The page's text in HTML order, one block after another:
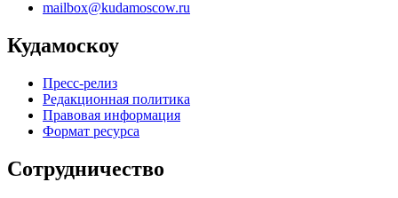
mailbox@kudamoscow.ru
Кудамоскоу
Пресс-релиз
Редакционная политика
Правовая информация
Формат ресурса
Сотрудничество